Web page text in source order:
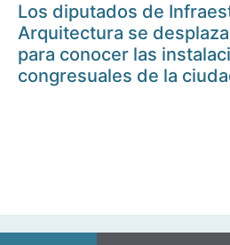
Los diputados de
Arquitectura se
para conocer las
congresuales de la